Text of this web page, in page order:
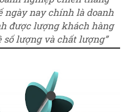
ngày nay chính là doanh
được lượng khách hàng
lượng và chất lượng”